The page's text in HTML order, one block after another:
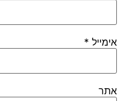
אימייל *
אתר